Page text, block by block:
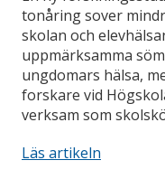
tonåring sover
skolan och
uppmärksamma
ungdomars hälsa,
forskare vid
verksam som
Läs artikeln